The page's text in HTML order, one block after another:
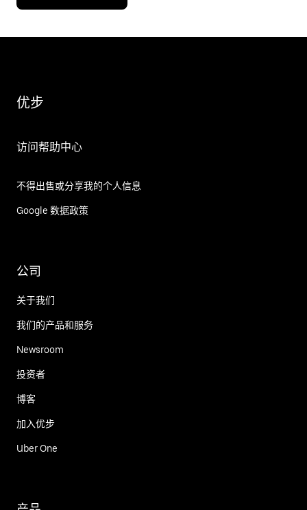
优步
访问帮助中心
不得出售或分享我的个人信息
Google 数据政策
公司
关于我们
我们的产品和服务
Newsroom
投资者
博客
加入优步
Uber One